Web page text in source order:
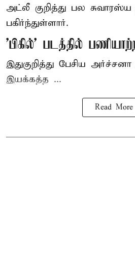
அட்லீ குறித்து பல
பகிர்ந்துள்ளார்.
'பிகில்' படத்தில்
இதுகுறித்து பேசிய
இயக்கத்த ...
Read More